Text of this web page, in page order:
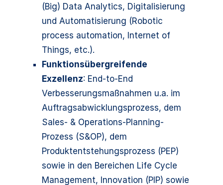
(Big) Data Analytics, Digitalisierung
und Automatisierung (Robotic
process automation, Internet of
Things, etc.).
Funktionsübergreifende
Exzellenz: End-to-End
Verbesserungsmaßnahmen u.a. im
Auftragsabwicklungsprozess, dem
Sales- & Operations-Planning-
Prozess (S&OP), dem
Produktentstehungsprozess (PEP)
sowie in den Bereichen Life Cycle
Management, Innovation (PIP) sowie